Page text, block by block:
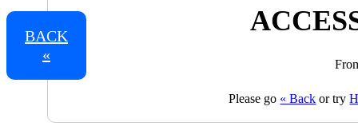
BACK
«
Please go « Back or try